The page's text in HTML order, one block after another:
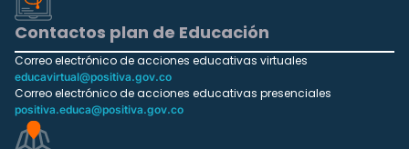
Contactos plan de Educación
Correo electrónico de acciones educativas virtuales
educavirtual@positiva.gov.co
Correo electrónico de acciones educativas presenciales
positiva.educa@positiva.gov.co